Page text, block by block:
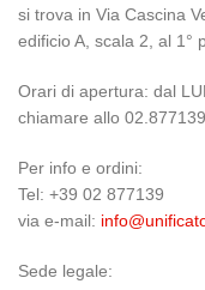
si trova in Via Cascina
edificio A, scala 2, al 1°
Orari di apertura: dal
chiamare allo
Per info e ordini:
Tel: +39 02 877139
via e-mail:
Sede legale: